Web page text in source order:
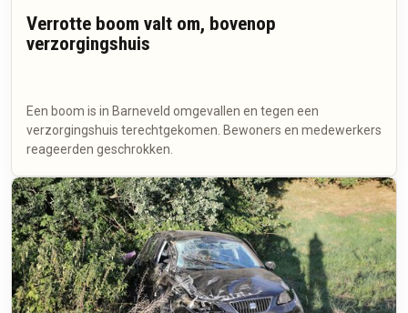
Verrotte boom valt om, bovenop
verzorgingshuis
Een boom is in Barneveld omgevallen en tegen een
verzorgingshuis terechtgekomen. Bewoners en medewerkers
reageerden geschrokken.